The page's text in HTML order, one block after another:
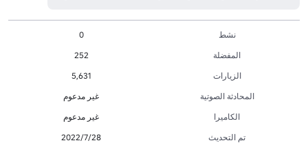
نشط
0
المفضلة
252
الزيارات
5,631
المحادثة الصوتية
غير مدعوم
الكاميرا
غير مدعوم
تم التحديث
28‏/7‏/2022